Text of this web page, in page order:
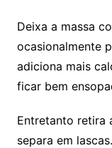
Deixa a massa
ocasionalmente
adiciona mais
ficar bem
Entretanto retira
separa em lascas.